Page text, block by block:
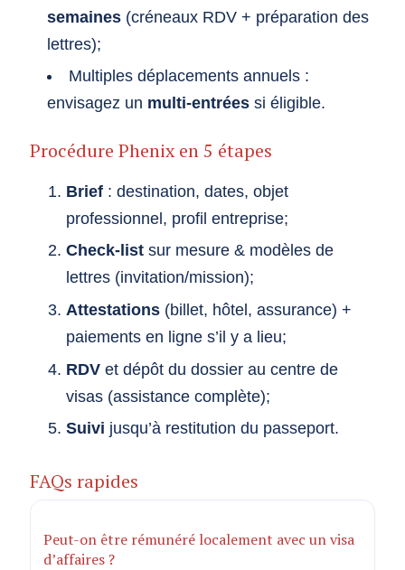
semaines (créneaux RDV + préparation des
lettres);
Multiples déplacements annuels :
envisagez un multi-entrées si éligible.
Procédure Phenix en 5 étapes
Brief : destination, dates, objet
professionnel, profil entreprise;
Check-list sur mesure & modèles de
lettres (invitation/mission);
Attestations (billet, hôtel, assurance) +
paiements en ligne s’il y a lieu;
RDV et dépôt du dossier au centre de
visas (assistance complète);
Suivi jusqu’à restitution du passeport.
FAQs rapides
Peut-on être rémunéré localement avec un visa
d’affaires ?